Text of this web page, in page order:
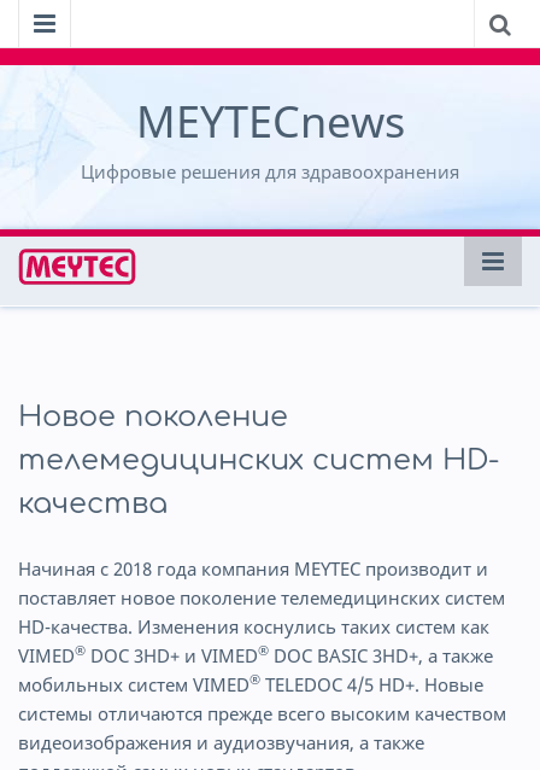
MEYTECnews
Цифровые решения для здравоохранения
Новое поколение
телемедицинских систем HD-
качества
Начиная с 2018 года компания MEYTEC производит и
поставляет новое поколение телемедицинских систем
HD-качества. Изменения коснулись таких систем как
VIMED® DOC 3HD+ и VIMED® DOC BASIC 3HD+, а также
мобильных систем VIMED® TELEDOC 4/5 HD+. Новые
системы отличаются прежде всего высоким качеством
видеоизображения и аудиозвучания, а также